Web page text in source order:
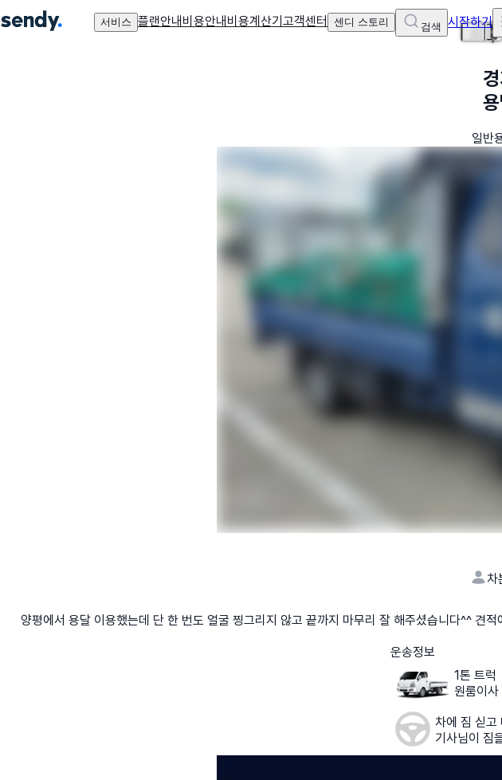
서비스 플랜안내비용안내비용계산기고객센터 센디 스토리 검색 시작하기
경
일반
차
양평에서 용달 이용했는데 단 한 번도 얼굴 찡그리지 않고 끝까지 마무리 잘 해주셨습니다^^ 견
운송정보
1톤 트럭
원룸이
차에 짐 싣고
기사님이 짐